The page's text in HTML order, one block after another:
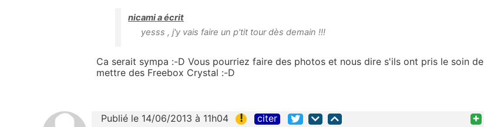
nicami a écrit
yesss , j'y vais faire un p'tit tour dès demain !!!
Ca serait sympa :-D Vous pourriez faire des photos et nous dire s'ils ont pris le soin de
mettre des Freebox Crystal :-D
Publié le 14/06/2013 à 11h04 ! citer +